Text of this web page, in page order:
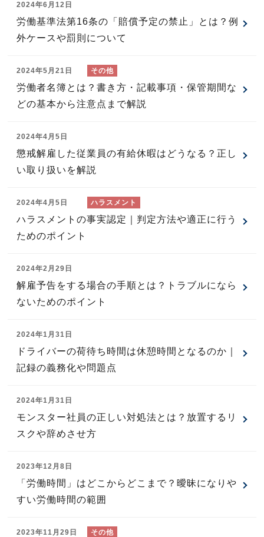
2024年6月12日
労働基準法第16条の「賠償予定の禁止」とは？例
外ケースや罰則について
2024年5月21日
労働者名簿とは？書き方・記載事項・保管期間な
どの基本から注意点まで解説
2024年4月5日
懲戒解雇した従業員の有給休暇はどうなる？正し
い取り扱いを解説
2024年4月5日
ハラスメントの事実認定｜判定方法や適正に行う
ためのポイント
2024年2月29日
解雇予告をする場合の手順とは？トラブルになら
ないためのポイント
2024年1月31日
ドライバーの荷待ち時間は休憩時間となるのか｜
記録の義務化や問題点
2024年1月31日
モンスター社員の正しい対処法とは？放置するリ
スクや辞めさせ方
2023年12月8日
「労働時間」はどこからどこまで？曖昧になりや
すい労働時間の範囲
2023年11月29日